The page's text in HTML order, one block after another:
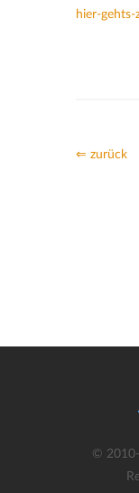
hier-
⇐ zurück
© 2010-